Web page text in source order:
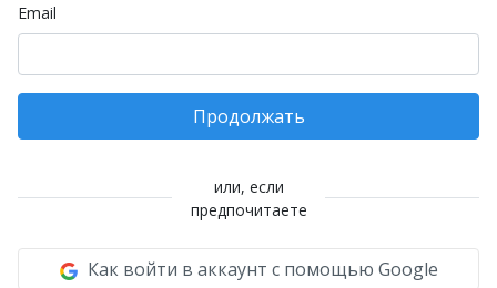
Email
Продолжать
или, если
предпочитаете
Как войти в аккаунт с помощью Google